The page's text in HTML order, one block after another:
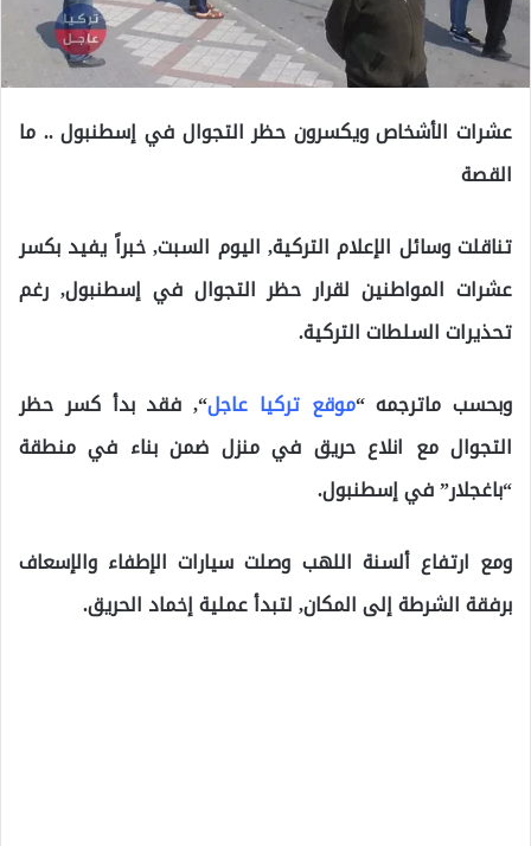
عشرات الأشخاص ويكسرون حظر التجوال في إسطنبول .. ما
القصة
تناقلت وسائل الإعلام التركية, اليوم السبت, خبراً يفيد بكسر
عشرات المواطنين لقرار حظر التجوال في إسطنبول, رغم
تحذيرات السلطات التركية.
وبحسب ماترجمه “موقع تركيا عاجل“, فقد بدأ كسر حظر
التجوال مع انلاع حريق في منزل ضمن بناء في منطقة
“باغجلار” في إسطنبول.
ومع ارتفاع ألسنة اللهب وصلت سيارات الإطفاء والإسعاف
برفقة الشرطة إلى المكان, لتبدأ عملية إخماد الحريق.